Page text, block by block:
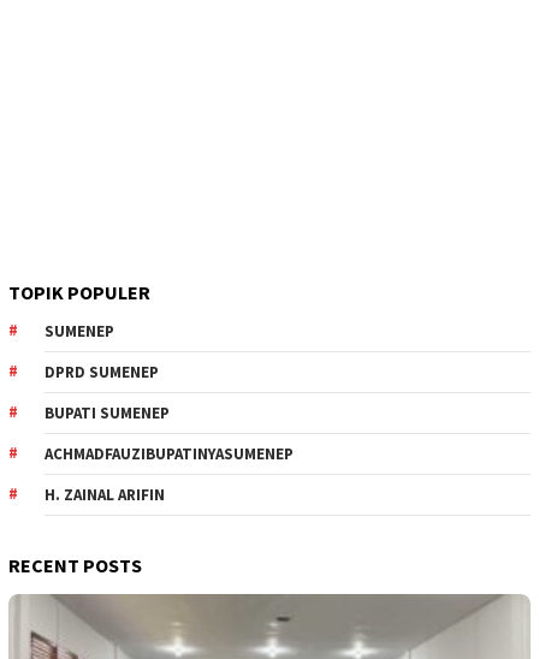
TOPIK POPULER
SUMENEP
DPRD SUMENEP
BUPATI SUMENEP
ACHMADFAUZIBUPATINYASUMENEP
H. ZAINAL ARIFIN
RECENT POSTS